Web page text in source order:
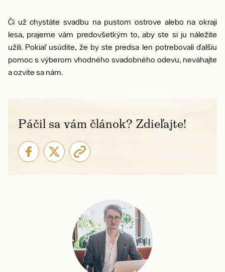
Či už chystáte svadbu na pustom ostrove alebo na okraji
lesa, prajeme vám predovšetkým to, aby ste si ju náležite
užili. Pokiaľ usúdite, že by ste predsa len potrebovali ďalšiu
pomoc s výberom vhodného svadobného odevu, neváhajte
a ozvite sa nám.
Páčil sa vám článok? Zdieľajte!